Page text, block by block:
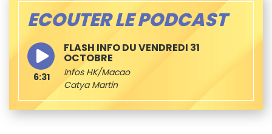
ECOUTER LE PODCAST
FLASH INFO DU VENDREDI 31
OCTOBRE
Infos HK/Macao
Catya Martin
6:31